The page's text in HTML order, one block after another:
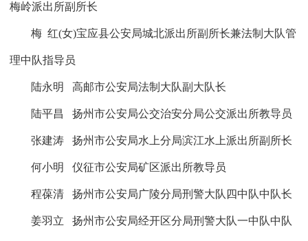
梅岭派出所副所长
梅 红(女)宝应县公安局城北派出所副所长兼法制大队管
理中队指导员
陆永明 高邮市公安局法制大队副大队长
陆平昌 扬州市公安局公交治安分局公交派出所教导员
张建涛 扬州市公安局水上分局滨江水上派出所副所长
何小明 仪征市公安局矿区派出所教导员
程葆清 扬州市公安局广陵分局刑警大队四中队中队长
姜羽立 扬州市公安局经开区分局刑警大队一中队中队